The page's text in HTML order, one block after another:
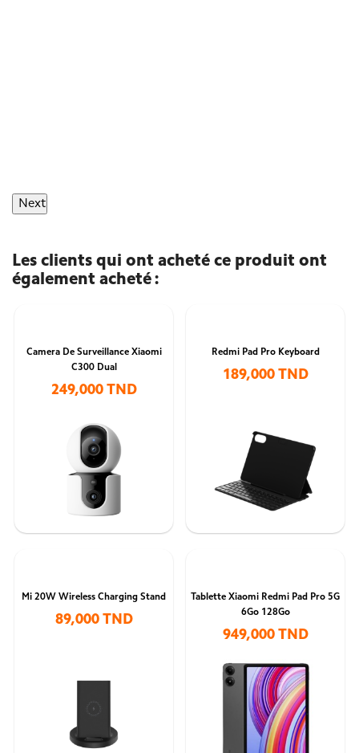
Next
Les clients qui ont acheté ce produit ont
également acheté :
Camera De Surveillance Xiaomi
C300 Dual
249,000 TND
Redmi Pad Pro Keyboard
189,000 TND
Mi 20W Wireless Charging Stand
89,000 TND
Tablette Xiaomi Redmi Pad Pro 5G
6Go 128Go
949,000 TND